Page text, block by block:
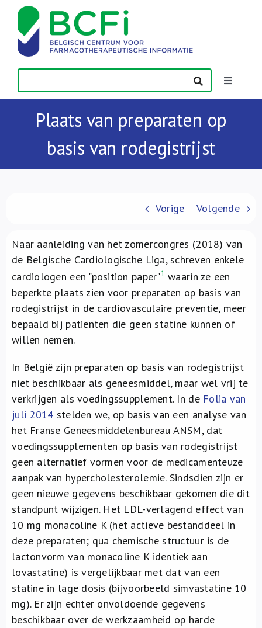
content
Toggle
Nieuws
Publicaties
Over ons
FR
Plaats van preparaten op
basis van rodegistrijst
Vorige Volgende
Naar aanleiding van het zomercongres (2018) van
de Belgische Cardiologische Liga, schreven enkele
cardiologen een "position paper"1 waarin ze een
beperkte plaats zien voor preparaten op basis van
rodegistrijst in de cardiovasculaire preventie, meer
bepaald bij patiënten die geen statine kunnen of
willen nemen.
In België zijn preparaten op basis van rodegistrijst
niet beschikbaar als geneesmiddel, maar wel vrij te
verkrijgen als voedingssupplement. In de Folia van
juli 2014 stelden we, op basis van een analyse van
het Franse Geneesmiddelenbureau ANSM, dat
voedingssupplementen op basis van rodegistrijst
geen alternatief vormen voor de medicamenteuze
aanpak van hypercholesterolemie. Sindsdien zijn er
geen nieuwe gegevens beschikbaar gekomen die dit
standpunt wijzigen. Het LDL-verlagend effect van
10 mg monacoline K (het actieve bestanddeel in
deze preparaten; qua chemische structuur is de
lactonvorm van monacoline K identiek aan
lovastatine) is vergelijkbaar met dat van een
statine in lage dosis (bijvoorbeeld simvastatine 10
mg). Er zijn echter onvoldoende gegevens
beschikbaar over de werkzaamheid op harde